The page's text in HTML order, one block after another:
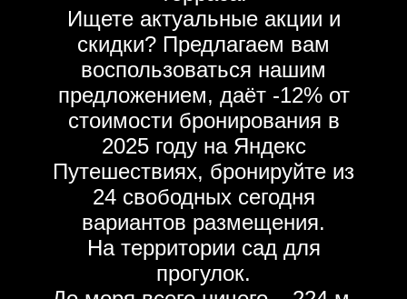
Ищете актуальные акции и
скидки? Предлагаем вам
воспользоваться нашим
предложением, даёт -12% от
стоимости бронирования в
2025 году на Яндекс
Путешествиях, бронируйте из
24 свободных сегодня
вариантов размещения.
На территории сад для
прогулок.